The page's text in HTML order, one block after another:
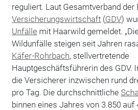
reguliert. Laut Gesamtverband der
Versicherungswirtschaft(GDV)
Unfälle mit Haarwild gemeldet.
Wildunfälle steigen seit Jahren
Käfer-Rohrbach, stellvertretende
Hauptgeschäftsführerin des GDV.
die Versicherer inzwischen rund
pro Tag. Die durchschnittliche
binnen eines Jahres von 3.850 auf